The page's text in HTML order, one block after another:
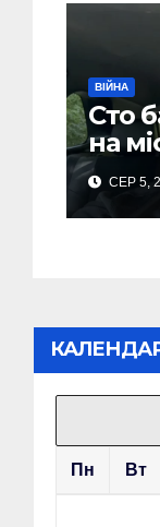
ВІЙНА
Сто
на
до
СЕР 5,
Пн Вт